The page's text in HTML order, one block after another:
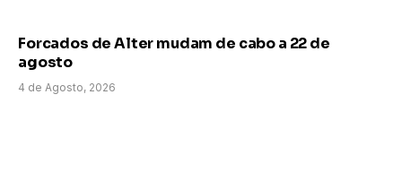
Forcados de Alter mudam de cabo a 22 de
agosto
4 de Agosto, 2026